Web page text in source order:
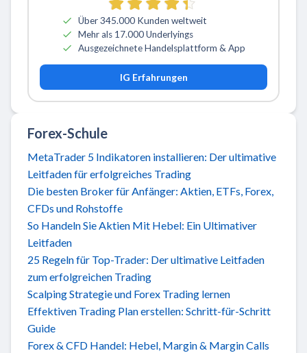
Über 345.000 Kunden weltweit
Mehr als 17.000 Underlyings
Ausgezeichnete Handelsplattform & App
IG Erfahrungen
Forex-Schule
MetaTrader 5 Indikatoren installieren: Der ultimative
Leitfaden für erfolgreiches Trading
Die besten Broker für Anfänger: Aktien, ETFs, Forex,
CFDs und Rohstoffe
So Handeln Sie Aktien Mit Hebel: Ein Ultimativer
Leitfaden
25 Regeln für Top-Trader: Der ultimative Leitfaden
zum erfolgreichen Trading
Scalping Strategie und Forex Trading lernen
Effektiven Trading Plan erstellen: Schritt-für-Schritt
Guide
Forex & CFD Handel: Hebel, Margin & Margin Calls